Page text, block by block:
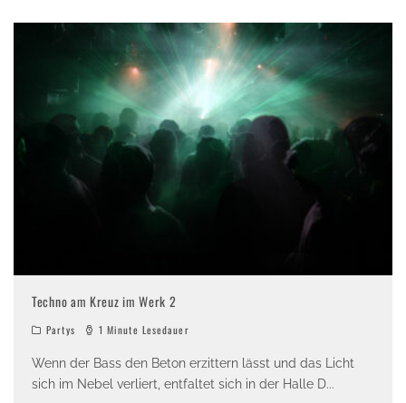
Techno am Kreuz im Werk 2
Partys 1 Minute Lesedauer
Wenn der Bass den Beton erzittern lässt und das Licht
sich im Nebel verliert, entfaltet sich in der Halle D...